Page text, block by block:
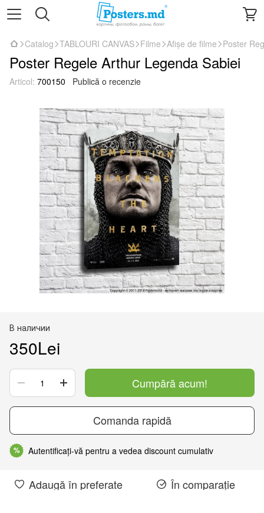
Catalog TABLOURI CANVAS Filme Afișe de filme Poster
Poster Regele Arthur Legenda Sabiei
Articol: 700150 Publică o recenzie
В наличии
350Lei
Cumpără acum!
Comanda rapidă
% Autentificați-vă pentru a vedea discount cumulativ
Adaugă în preferate În comparație